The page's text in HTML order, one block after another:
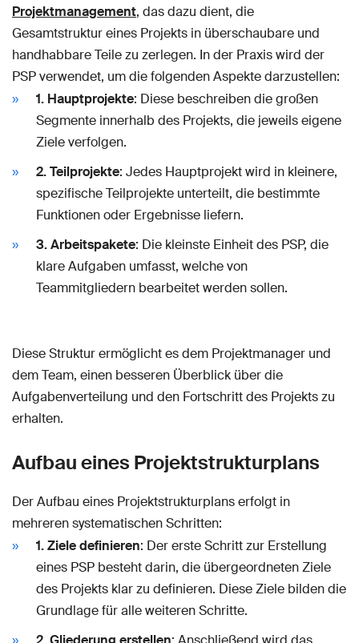
Projektmanagement, das dazu dient, die
Gesamtstruktur eines Projekts in überschaubare und
handhabbare Teile zu zerlegen. In der Praxis wird der
PSP verwendet, um die folgenden Aspekte darzustellen:
1. Hauptprojekte: Diese beschreiben die großen
Segmente innerhalb des Projekts, die jeweils eigene
Ziele verfolgen.
2. Teilprojekte: Jedes Hauptprojekt wird in kleinere,
spezifische Teilprojekte unterteilt, die bestimmte
Funktionen oder Ergebnisse liefern.
3. Arbeitspakete: Die kleinste Einheit des PSP, die
klare Aufgaben umfasst, welche von
Teammitgliedern bearbeitet werden sollen.
Diese Struktur ermöglicht es dem Projektmanager und
dem Team, einen besseren Überblick über die
Aufgabenverteilung und den Fortschritt des Projekts zu
erhalten.
Aufbau eines Projektstrukturplans
Der Aufbau eines Projektstrukturplans erfolgt in
mehreren systematischen Schritten:
1. Ziele definieren: Der erste Schritt zur Erstellung
eines PSP besteht darin, die übergeordneten Ziele
des Projekts klar zu definieren. Diese Ziele bilden die
Grundlage für alle weiteren Schritte.